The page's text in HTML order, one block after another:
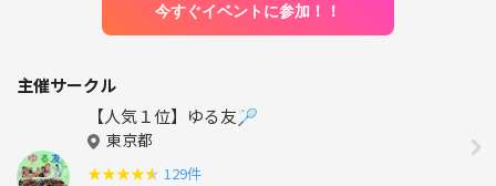
今すぐイベントに参加！！
主催サークル
【人気１位】ゆる友🏸
東京都
★★★★★ 129件